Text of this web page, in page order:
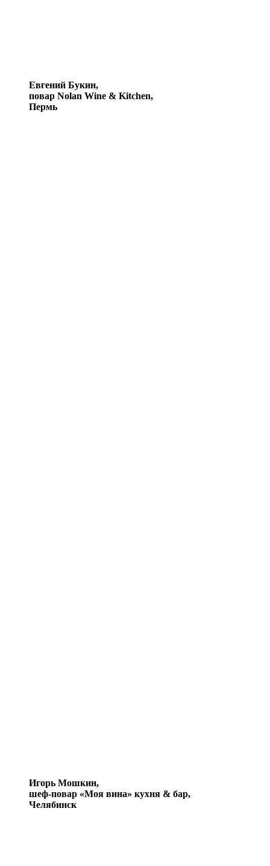
Евгений Букин,
повар Nolan Wine & Kitchen,
Пермь
Игорь Мошкин,
шеф-повар «Моя вина» кухня & бар,
Челябинск